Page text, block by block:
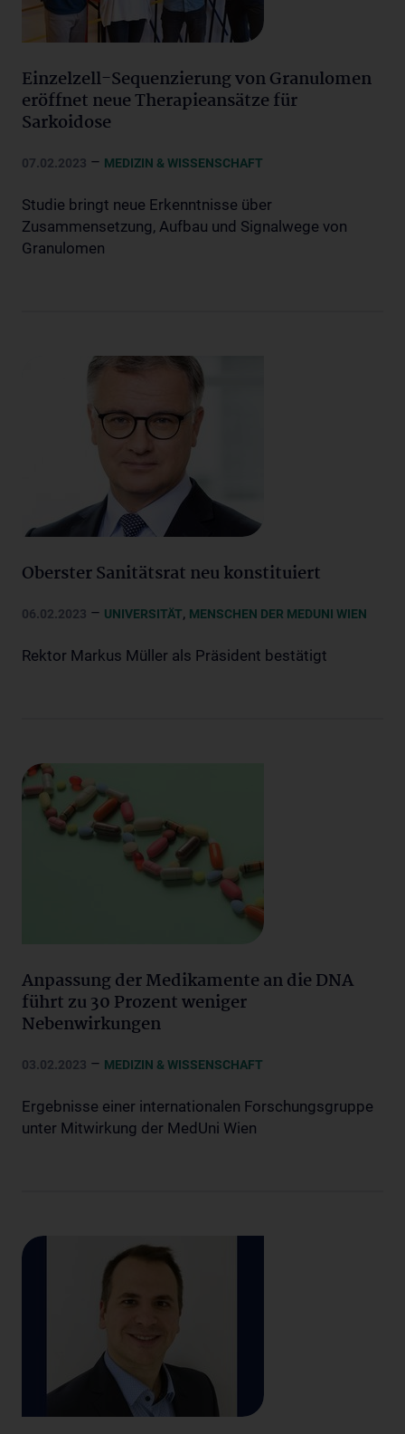
Einzelzell-Sequenzierung von Granulomen
eröffnet neue Therapieansätze für
Sarkoidose
07.02.2023 – MEDIZIN & WISSENSCHAFT
Studie bringt neue Erkenntnisse über
Zusammensetzung, Aufbau und Signalwege von
Granulomen
Oberster Sanitätsrat neu konstituiert
06.02.2023 – UNIVERSITÄT, MENSCHEN DER MEDUNI WIEN
Rektor Markus Müller als Präsident bestätigt
Anpassung der Medikamente an die DNA
führt zu 30 Prozent weniger
Nebenwirkungen
03.02.2023 – MEDIZIN & WISSENSCHAFT
Ergebnisse einer internationalen Forschungsgruppe
unter Mitwirkung der MedUni Wien